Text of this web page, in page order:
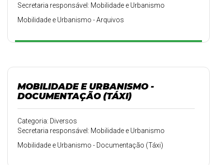
Secretaria responsável: Mobilidade e Urbanismo
Mobilidade e Urbanismo - Arquivos
MOBILIDADE E URBANISMO -
DOCUMENTAÇÃO (TÁXI)
Categoria: Diversos
Secretaria responsável: Mobilidade e Urbanismo
Mobilidade e Urbanismo - Documentação (Táxi)